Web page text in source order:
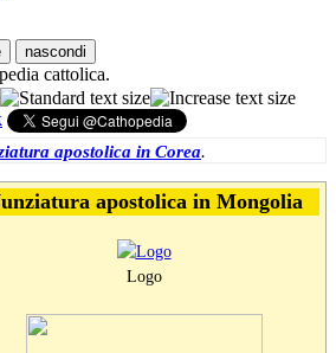
nascondi
cattolica.
apostolica in Corea.
apostolica in Mongolia
Logo